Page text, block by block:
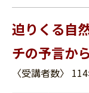
迫りくる自
チの予言か
〈受講者数〉